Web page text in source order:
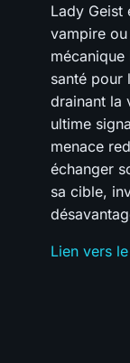
Lady Geist
vampire
mécanique
santé pour
drainant la
ultime
menace
échanger
sa cible,
Lien vers